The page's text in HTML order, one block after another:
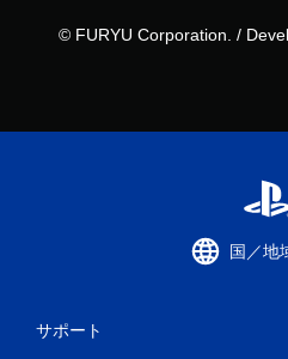
© FURYU Corporation. /
国／地
サポート